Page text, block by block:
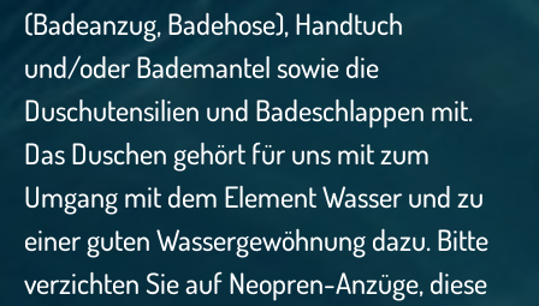
(Badeanzug, Badehose), Handtuch
und/oder Bademantel sowie die
Duschutensilien und Badeschlappen mit.
Das Duschen gehört für uns mit zum
Umgang mit dem Element Wasser und zu
einer guten Wassergewöhnung dazu. Bitte
verzichten Sie auf Neopren-Anzüge, diese